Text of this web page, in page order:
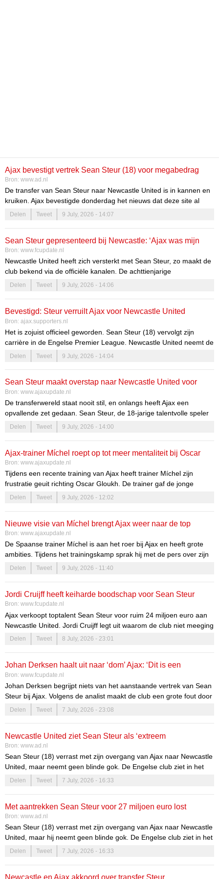
Ajax bevestigt vertrek Sean Steur (18) voor megabedrag
naar Newcastle United
Bron: www.ad.nl
De transfer van Sean Steur naar Newcastle United is in kannen en
kruiken. Ajax bevestigde donderdag het nieuws dat deze site al
eerder bracht. De club uit de Premier League heeft, inclusief
bonussen, zo’n 27 miljoen euro over voor het 18-jarige toptalent.
Delen Tweet 9 July, 2026 - 14:07
Sean Steur gepresenteerd bij Newcastle: ‘Ajax was mijn
thuis, maar…’
Bron: www.fcupdate.nl
Newcastle United heeft zich versterkt met Sean Steur, zo maakt de
club bekend via de officiële kanalen. De achttienjarige
middenvelder komt over van Ajax en heeft een contract tot medio
2031 getekend.
Delen Tweet 9 July, 2026 - 14:06
Bevestigd: Steur verruilt Ajax voor Newcastle United
Bron: ajax.supporters.nl
Het is zojuist officieel geworden. Sean Steur (18) vervolgt zijn
carrière in de Engelse Premier League. Newcastle United neemt de
talentvolle middenvelder voor zo'n zeventwintig miljoen euro
inclusief bonussen over van Ajax. Steur heeft in...
Delen Tweet 9 July, 2026 - 14:04
Sean Steur maakt overstap naar Newcastle United voor
miljoenenbedrag
Bron: www.ajaxupdate.nl
De transferwereld staat nooit stil, en onlangs heeft Ajax een
opvallende zet gedaan. Sean Steur, de 18-jarige talentvolle speler
uit Purmerend, heeft zijn definitieve overstap gemaakt naar
Newcastle United. Deze transfer markeert een belangrijke stap in
mogelijkheden.
Delen Tweet 9 July, 2026 - 14:00
Ajax-trainer Míchel roept op tot meer mentaliteit bij Oscar
Gloukh
Bron: www.ajaxupdate.nl
Tijdens een recente training van Ajax heeft trainer Míchel zijn
frustratie geuit richting Oscar Gloukh. De trainer gaf de jonge
speler een standje omdat hij niet voldoende druk zette. Dit incident
toont de strenge aanpak van Míchel en zijn verlangen naar een
Delen Tweet 9 July, 2026 - 12:02
Nieuwe visie van Míchel brengt Ajax weer naar de top
Bron: www.ajaxupdate.nl
De Spaanse trainer Míchel is aan het roer bij Ajax en heeft grote
ambities. Tijdens het trainingskamp sprak hij met de pers over zijn
plannen en visie voor de club. Hij is vastbesloten om te voorkomen
dat Ajax opnieuw 28 punten achter PSV eindigt.
Míchel’s inspiratie en aanpak
Míchel’s aanpak is sterk beïnvloed door de legendarische Johan
Cruijff. Hij heeft veel respect voor Cruijff en zijn filosofie, die hij in
zijn eigen coachingstijl wil verwerken. Dit betekent dat hij niet alleen
focust op aanvallend spel, maar ook op een solide verdediging.
Delen Tweet 9 July, 2026 - 11:40
Jordi Cruijff heeft keiharde boodschap voor Sean Steur
Bron: www.fcupdate.nl
Ajax verkoopt toptalent Sean Steur voor ruim 24 miljoen euro aan
Newcastle United. Jordi Cruijff legt uit waarom de club niet meeging
in eisen rond speeltijd en benadrukt dat de selectie nog versterking
nodig heeft.
Delen Tweet 8 July, 2026 - 23:01
Johan Derksen haalt uit naar ‘dom’ Ajax: ‘Dit is een
wereldspeler’
Bron: www.fcupdate.nl
Johan Derksen begrijpt niets van het aanstaande vertrek van Sean
Steur bij Ajax. Volgens de analist maakt de club een grote fout door
het toptalent aan Newcastle United te verkopen.
Delen Tweet 7 July, 2026 - 23:08
Newcastle United ziet Sean Steur als ‘extreem
getalenteerde voetballer’, voor wie 27 miljoen billijke prijs is
Bron: www.ad.nl
Sean Steur (18) verrast met zijn overgang van Ajax naar Newcastle
United, maar neemt geen blinde gok. De Engelse club ziet in het
talent een toekomstige Premier League-ster.
Delen Tweet 7 July, 2026 - 16:33
Met aantrekken Sean Steur voor 27 miljoen euro lost
Newcastle United belofte aan de supporters in
Bron: www.ad.nl
Sean Steur (18) verrast met zijn overgang van Ajax naar Newcastle
United, maar hij neemt geen blinde gok. De Engelse club ziet in het
talent een toekomstige Premier League-ster.
Delen Tweet 7 July, 2026 - 16:33
Newcastle en Ajax akkoord over transfer Steur